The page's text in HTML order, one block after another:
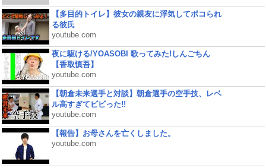
【多目的トイレ】彼女の親友に浮気してボコられ
る彼氏
youtube.com
夜に駆ける/YOASOBI 歌ってみた!しんごちん
【香取慎吾】
youtube.com
【朝倉未来選手と対談】朝倉選手の空手技、レベ
ル高すぎてビビった!!
youtube.com
【報告】お母さんを亡くしました。
youtube.com